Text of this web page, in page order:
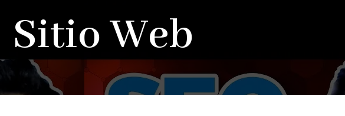
Sitio Web